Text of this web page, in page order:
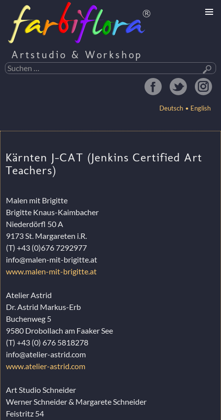
Artstudio & Workshop
Suchen
nach:
English
Deutsch
SPRINGEN
Kärnten J-CAT (Jenkins Certified Art
Teachers)
Malen mit Brigitte
Brigitte Knaus-Kaimbacher
Niederdörfl 50 A
9173 St. Margareten i.R.
(T) +43 (0)676 7292977
info@malen-mit-brigitte.at
www.malen-mit-brigitte.at
Atelier Astrid
Dr. Astrid Markus-Erb
Buchenweg 5
9580 Drobollach am Faaker See
(T) +43 (0) 676 5818278
info@atelier-astrid.com
www.atelier-astrid.com
Art Studio Schneider
Werner Schneider & Margarete Schneider
Feistritz 54